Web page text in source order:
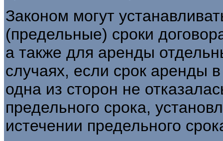
Законом могут
(предельные) сроки
а также для аренды
случаях, если срок аренды
одна из сторон не
предельного срока,
истечении предельного